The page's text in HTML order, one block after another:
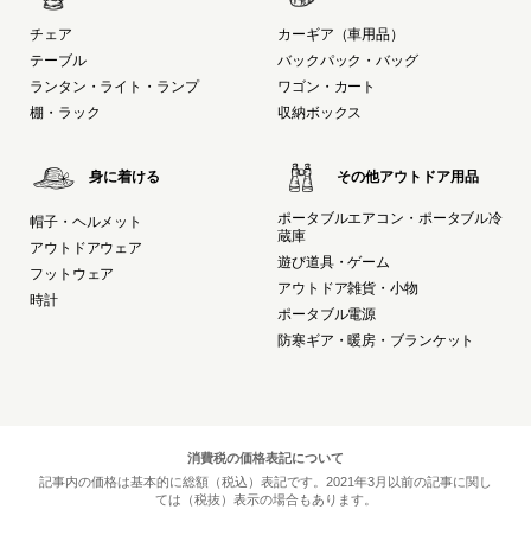
チェア
テーブル
ランタン・ライト・ランプ
棚・ラック
カーギア（車用品）
バックパック・バッグ
ワゴン・カート
収納ボックス
身に着ける
帽子・ヘルメット
アウトドアウェア
フットウェア
時計
その他アウトドア用品
ポータブルエアコン・ポータブル冷
蔵庫
遊び道具・ゲーム
アウトドア雑貨・小物
ポータブル電源
防寒ギア・暖房・ブランケット
消費税の価格表記について
記事内の価格は基本的に総額（税込）表記です。2021年3月以前の記事に関し
ては（税抜）表示の場合もあります。